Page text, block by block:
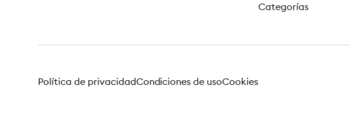
Categorías
Política de privacidadCondiciones de usoCookies